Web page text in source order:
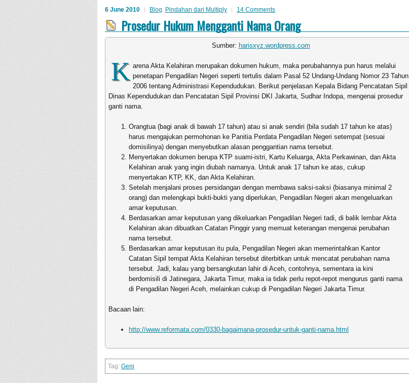
6 June 2010 Blog, Pindahan dari Multiply 14 Comments
Prosedur Hukum Mengganti Nama Orang
Sumber: harisxyz.wordpress.com
K arena Akta Kelahiran merupakan dokumen hukum, maka perubahannya pun harus melalui
penetapan Pengadilan Negeri seperti tertulis dalam Pasal 52 Undang-Undang Nomor 23 Tahun
2006 tentang Administrasi Kependudukan. Berikut penjelasan Kepala Bidang Pencatatan Sipil
Dinas Kependudukan dan Pencatatan Sipil Provinsi DKI Jakarta, Sudhar Indopa, mengenai prosedur
ganti nama.
Orangtua (bagi anak di bawah 17 tahun) atau si anak sendiri (bila sudah 17 tahun ke atas)
harus mengajukan permohonan ke Panitia Perdata Pengadilan Negeri setempat (sesuai
domisilinya) dengan menyebutkan alasan penggantian nama tersebut.
Menyertakan dokumen berupa KTP suami-istri, Kartu Keluarga, Akta Perkawinan, dan Akta
Kelahiran anak yang ingin diubah namanya. Untuk anak 17 tahun ke atas, cukup
menyertakan KTP, KK, dan Akta Kelahiran.
Setelah menjalani proses persidangan dengan membawa saksi-saksi (biasanya minimal 2
orang) dan melengkapi bukti-bukti yang diperlukan, Pengadilan Negeri akan mengeluarkan
amar keputusan.
Berdasarkan amar keputusan yang dikeluarkan Pengadilan Negeri tadi, di balik lembar Akta
Kelahiran akan dibuatkan Catatan Pinggir yang memuat keterangan mengenai perubahan
nama tersebut.
Berdasarkan amar keputusan itu pula, Pengadilan Negeri akan memerintahkan Kantor
Catatan Sipil tempat Akta Kelahiran tersebut diterbitkan untuk mencatat perubahan nama
tersebut. Jadi, kalau yang bersangkutan lahir di Aceh, contohnya, sementara ia kini
berdomisili di Jatinegara, Jakarta Timur, maka ia tidak perlu repot-repot mengurus ganti nama
di Pengadilan Negeri Aceh, melainkan cukup di Pengadilan Negeri Jakarta Timur.
Bacaan lain:
http://www.reformata.com/0330-bagaimana-prosedur-untuk-ganti-nama.html
Geni